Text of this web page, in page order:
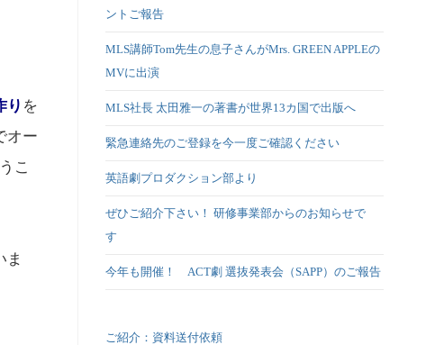
り を
オー
こ
ま
ントご報告
MLS講師Tom先生の息子さんがMrs. GREEN APPLEの
MVに出演
MLS社長 太田雅一の著書が世界13カ国で出版へ
緊急連絡先のご登録を今一度ご確認ください
英語劇プロダクション部より
ぜひご紹介下さい！ 研修事業部からのお知らせで
す
今年も開催！ ACT劇 選抜発表会（SAPP）のご報告
ご紹介：資料送付依頼